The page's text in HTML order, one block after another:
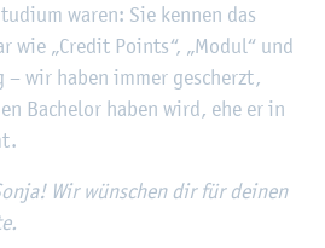
waren: Sie ken­nen das
wie „Credit Points“, „Modul“ und
– wir haben immer ge­scherzt,
Ba­che­lor haben wird, ehe er in
Wir wün­schen dir für dei­nen